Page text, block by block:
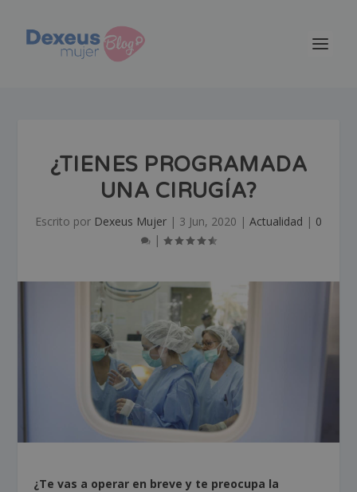
¿TIENES PROGRAMADA
UNA CIRUGÍA?
Escrito por Dexeus Mujer | 3 Jun, 2020 | Actualidad | 0
|
¿Te vas a operar en breve y te preocupa la